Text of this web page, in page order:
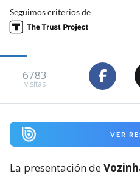
Seguimos criterios de
6783
visitas
VER
La presentación de